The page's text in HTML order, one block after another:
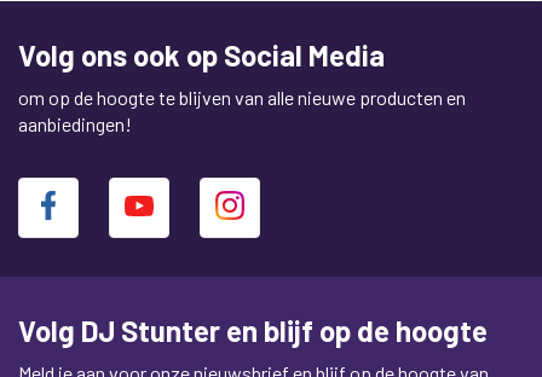
Volg ons ook op Social Media
om op de hoogte te blijven van alle nieuwe producten en
aanbiedingen!
Volg DJ Stunter en blijf op de hoogte
Meld je aan voor onze nieuwsbrief en blijf op de hoogte van